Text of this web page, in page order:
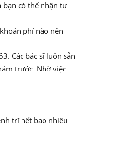
bạn có thể nhận tư
phí nào nên
Các bác sĩ luôn sẵn
trước. Nhờ việc
trĩ hết bao nhiêu